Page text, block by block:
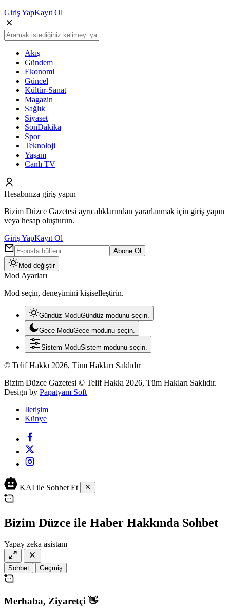
Giriş YapKayıt Ol
Akış
Gündem
Ekonomi
Güncel
Kültür-Sanat
Magazin
Sağlık
Siyaset
SonDakika
Spor
Teknoloji
Yaşam
Canlı TV
Hesabınıza giriş yapın
Bizim Düzce Gazetesi ayrıcalıklarından yararlanmak için giriş yapın
veya hesap oluşturun.
Giriş YapKayıt Ol
Abone Ol
Mod değiştir
Mod Ayarları
Mod seçin, deneyimini kişiselleştirin.
Gündüz ModuGündüz modunu seçin.
Gece ModuGece modunu seçin.
Sistem ModuSistem modunu seçin.
© Telif Hakkı 2026, Tüm Hakları Saklıdır
Bizim Düzce Gazetesi © Telif Hakkı 2026, Tüm Hakları Saklıdır.
Design by Papatyam Soft
İletişim
Künye
KAI ile Sohbet Et
Bizim Düzce ile Haber Hakkında Sohbet
Yapay zeka asistanı
Sohbet Geçmiş
Merhaba, Ziyaretçi 👋